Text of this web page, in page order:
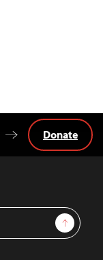
Sign Up
Donate